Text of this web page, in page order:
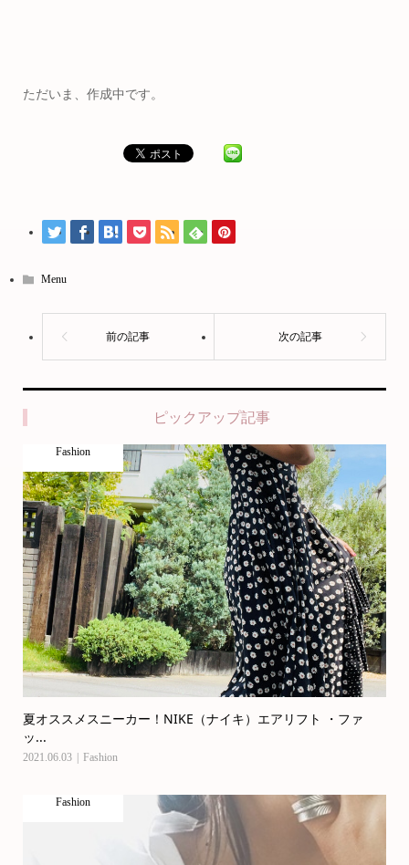
ただいま、作成中です。
Menu
ピックアップ記事
Fashion
夏オススメスニーカー！NIKE（ナイキ）エアリフト ・ファ
ッ...
2021.06.03 Fashion
Fashion